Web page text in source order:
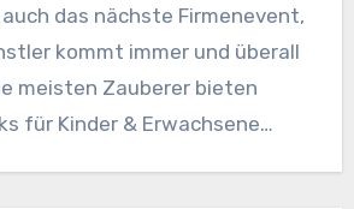
das nächste Firmenevent,
kommt immer und überall
meisten Zauberer bieten
für Kinder & Erwachsene…